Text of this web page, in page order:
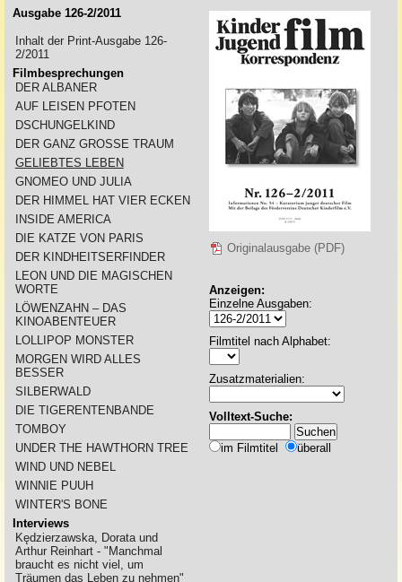
Ausgabe 126-2/2011
Inhalt der Print-Ausgabe 126-
2/2011
Filmbesprechungen
DER ALBANER
AUF LEISEN PFOTEN
DSCHUNGELKIND
DER GANZ GROSSE TRAUM
GELIEBTES LEBEN
GNOMEO UND JULIA
DER HIMMEL HAT VIER ECKEN
INSIDE AMERICA
DIE KATZE VON PARIS
DER KINDHEITSERFINDER
LEON UND DIE MAGISCHEN
WORTE
LÖWENZAHN – DAS
KINOABENTEUER
LOLLIPOP MONSTER
MORGEN WIRD ALLES
BESSER
SILBERWALD
DIE TIGERENTENBANDE
TOMBOY
UNDER THE HAWTHORN TREE
WIND UND NEBEL
WINNIE PUUH
WINTER'S BONE
Interviews
Kędzierzawska, Dorata und
Arthur Reinhart - "Manchmal
braucht es nicht viel, um
Träumen das Leben zu nehmen"
Originalausgabe (PDF)
Anzeigen:
Einzelne Ausgaben:
Filmtitel nach Alphabet:
Zusatzmaterialien:
Volltext-Suche:
im Filmtitel überall